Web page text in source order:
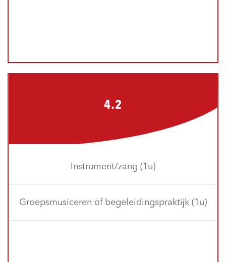
4.2
Instrument/zang (1u)
Groepsmusiceren of begeleidingspraktijk (1u)